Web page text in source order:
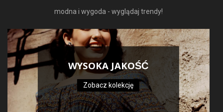
modna i wygoda - wyglądaj trendy!
WYSOKA JAKOŚĆ
Zobacz kolekcję